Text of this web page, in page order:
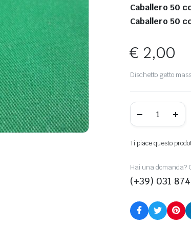
Caballero 50
Caballero 50
€ 2,00
Dischetto getto
16048007960
quantity
Ti piace questo
Hai una domanda?
(+39) 031